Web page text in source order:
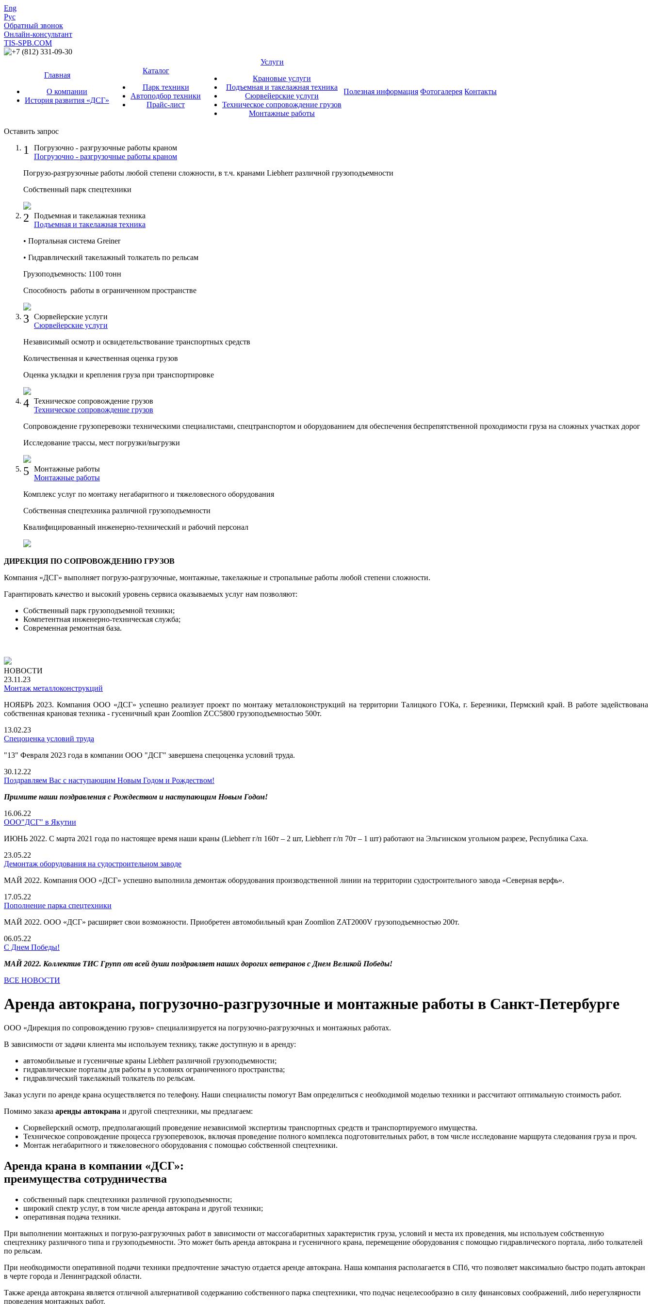
Eng
Рус
Обратный звонок
Онлайн-консультант
TIS-SPB.COM
+7 (812) 331-09-30
Главная
О компании
История развития «ДСГ»
Каталог
Парк техники
Автоподбор техники
Прайс-лист
Услуги
Крановые услуги
Подъемная и такелажная техника
Сюрвейерские услуги
Техническое сопровождение грузов
Монтажные работы
Полезная информация Фотогалерея Контакты
Оставить запрос
1
Погрузочно - разгрузочные работы краном
Погрузочно - разгрузочные работы краном
Погрузо-разгрузочные работы любой степени сложности, в т.ч. кранами Liebherr различной грузоподъемности
Собственный парк спецтехники
2
Подъемная и такелажная техника
Подъемная и такелажная техника
• Портальная система Greiner
• Гидравлический такелажный толкатель по рельсам
Грузоподъемность: 1100 тонн
Способность работы в ограниченном пространстве
3
Сюрвейерские услуги
Сюрвейерские услуги
Независимый осмотр и освидетельствование транспортных средств
Количественная и качественная оценка грузов
Оценка укладки и крепления груза при транспортировке
4 Техническое сопровождение грузов
Техническое сопровождение грузов
Сопровождение грузоперевозки техническими специалистами, спецтранспортом и оборудованием для обеспечения беспрепятственной проходимости груза на сложных участках дорог
Исследование трассы, мест погрузки/выгрузки
5
Монтажные работы
Монтажные работы
Комплекс услуг по монтажу негабаритного и тяжеловесного оборудования
Собственная спецтехника различной грузоподъемности
Квалифицированный инженерно-технический и рабочий персонал
ДИРЕКЦИЯ ПО СОПРОВОЖДЕНИЮ ГРУЗОВ
Компания «ДСГ» выполняет погрузо-разгрузочные, монтажные, такелажные и стропальные работы любой степени сложности.
Гарантировать качество и высокий уровень сервиса оказываемых услуг нам позволяют:
Собственный парк грузоподъемной техники;
Компетентная инженерно-техническая служба;
Современная ремонтная база.
НОВОСТИ
23.11.23
Монтаж металлоконструкций
НОЯБРЬ 2023. Компания ООО «ДСГ» успешно реализует проект по монтажу металлоконструкций на территории Талицкого ГОКа, г. Березники, Пермский край. В работе задействована
собственная крановая техника - гусеничный кран Zoomlion ZСС5800 грузоподъемностью 500т.
13.02.23
Спецоценка условий труда
"13" Февраля 2023 года в компании ООО "ДСГ" завершена спецоценка условий труда.
30.12.22
Поздравляем Вас с наступающим Новым Годом и Рождеством!
Примите наши поздравления с Рождеством и наступающим Новым Годом!
16.06.22
ООО"ДСГ" в Якутии
ИЮНЬ 2022. С марта 2021 года по настоящее время наши краны (Liebherr г/п 160т – 2 шт, Liebherr г/п 70т – 1 шт) работают на Эльгинском угольном разрезе, Республика Саха.
23.05.22
Демонтаж оборудования на судостроительном заводе
МАЙ 2022. Компания ООО «ДСГ» успешно выполнила демонтаж оборудования производственной линии на территории судостроительного завода «Северная верфь».
17.05.22
Пополнение парка спецтехники
МАЙ 2022. ООО «ДСГ» расширяет свои возможности. Приобретен автомобильный кран Zoomlion ZAT2000V грузоподъемностью 200т.
06.05.22
С Днем Победы!
МАЙ 2022. Коллектив ТИС Групп от всей души поздравляет наших дорогих ветеранов с Днем Великой Победы!
ВСЕ НОВОСТИ
Аренда автокрана, погрузочно-разгрузочные и монтажные работы в Санкт-Петербурге
ООО «Дирекция по сопровождению грузов» специализируется на погрузочно-разгрузочных и монтажных работах.
В зависимости от задачи клиента мы используем технику, также доступную и в аренду:
автомобильные и гусеничные краны Liebherr различной грузоподъемности;
гидравлические порталы для работы в условиях ограниченного пространства;
гидравлический такелажный толкатель по рельсам.
Заказ услуги по аренде крана осуществляется по телефону. Наши специалисты помогут Вам определиться с необходимой моделью техники и рассчитают оптимальную стоимость работ.
Помимо заказа аренды автокрана и другой спецтехники, мы предлагаем:
Сюрвейерский осмотр, предполагающий проведение независимой экспертизы транспортных средств и транспортируемого имущества.
Техническое сопровождение процесса грузоперевозок, включая проведение полного комплекса подготовительных работ, в том числе исследование маршрута следования груза и проч.
Монтаж негабаритного и тяжеловесного оборудования с помощью собственной спецтехники.
Аренда крана в компании «ДСГ»:
преимущества сотрудничества
собственный парк спецтехники различной грузоподъемности;
широкий спектр услуг, в том числе аренда автокрана и другой техники;
оперативная подача техники.
При выполнении монтажных и погрузо-разгрузочных работ в зависимости от массогабаритных характеристик груза, условий и места их проведения, мы используем собственную
спецтехнику различного типа и грузоподъемности. Это может быть аренда автокрана и гусеничного крана, перемещение оборудования с помощью гидравлического портала, либо толкателей
по рельсам.
При необходимости оперативной подачи техники предпочтение зачастую отдается аренде автокрана. Наша компания располагается в СПб, что позволяет максимально быстро подать автокран
в черте города и Ленинградской области.
Также аренда автокрана является отличной альтернативой содержанию собственного парка спецтехники, что подчас нецелесообразно в силу финансовых соображений, либо нерегулярности
проведения монтажных работ.